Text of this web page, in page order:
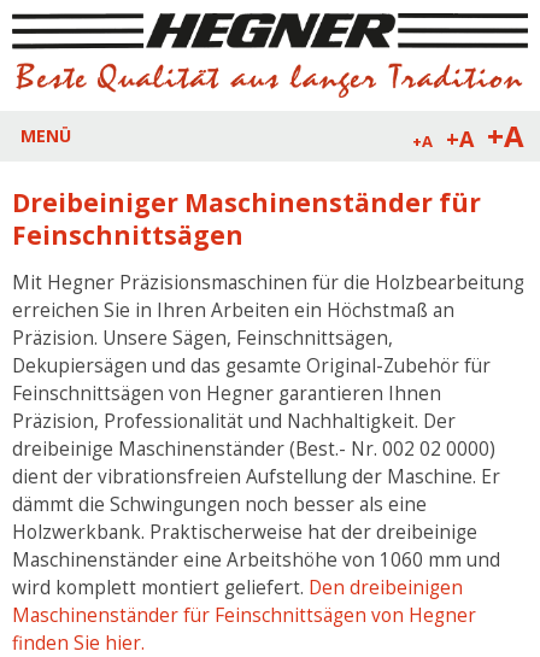
+A +A +A
MENÜ
Dreibeiniger Maschinenständer für
Feinschnittsägen
Mit Hegner Präzisionsmaschinen für die Holzbearbeitung
erreichen Sie in Ihren Arbeiten ein Höchstmaß an
Präzision. Unsere Sägen, Feinschnittsägen,
Dekupiersägen und das gesamte Original-Zubehör für
Feinschnittsägen von Hegner garantieren Ihnen
Präzision, Professionalität und Nachhaltigkeit. Der
dreibeinige Maschinenständer (Best.- Nr. 002 02 0000)
dient der vibrationsfreien Aufstellung der Maschine. Er
dämmt die Schwingungen noch besser als eine
Holzwerkbank. Praktischerweise hat der dreibeinige
Maschinenständer eine Arbeitshöhe von 1060 mm und
wird komplett montiert geliefert. Den dreibeinigen
Maschinenständer für Feinschnittsägen von Hegner
finden Sie hier.